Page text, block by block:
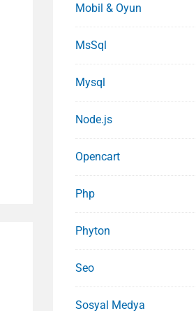
Mobil & Oyun
MsSql
Mysql
Node.js
Opencart
Php
Phyton
Seo
Sosyal Medya